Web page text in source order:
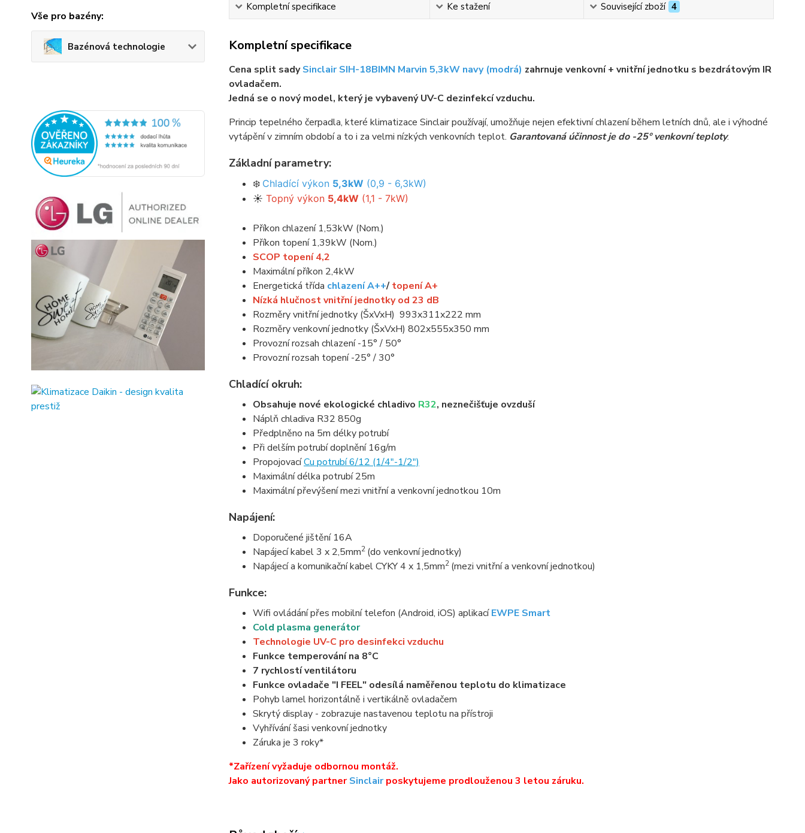
Vše pro bazény:
Bazénová technologie
Kompletní specifikace Ke stažení Související zboží 4
Kompletní specifikace
Cena split sadySinclair SIH-18BIMN Marvin 5,3kW navy (modrá) zahrnuje venkovní + vnitřní jednotku s bezdrátovým IR
ovladačem.
Jedná se o nový model, který je vybavený UV-C dezinfekcí vzduchu.
Princip tepelného čerpadla, které klimatizace Sinclair používají, umožňuje nejen efektivní chlazení během letních dnů, ale i výhodné
vytápění v zimním období a to i za velmi nízkých venkovních teplot. Garantovaná účinnost je do -25° venkovní teploty.
Základní parametry:
❄️ Chladící výkon 5,3kW (0,9 - 6,3kW)
☀️ Topný výkon 5,4kW (1,1 - 7kW)
Příkon chlazení 1,53kW (Nom.)
Příkon topení 1,39kW (Nom.)
SCOP topení 4,2
Maximální příkon 2,4kW
Energetická třída chlazení A++/topení A+
Nízká hlučnost vnitřní jednotky od 23 dB
Rozměry vnitřní jednotky (ŠxVxH) 993x311x222 mm
Rozměry venkovní jednotky (ŠxVxH) 802x555x350 mm
Provozní rozsah chlazení -15° / 50°
Provozní rozsah topení -25° / 30°
Chladící okruh:
Obsahuje nové ekologické chladivo R32, neznečišťuje ovzduší
Náplň chladiva R32 850g
Předplněno na 5m délky potrubí
Při delším potrubí doplnění 16g/m
PropojovacíCu potrubí 6/12 (1/4"-1/2")
Maximální délka potrubí 25m
Maximální převýšení mezi vnitřní a venkovní jednotkou 10m
Napájení:
Doporučené jištění 16A
Napájecí kabel 3 x 2,5mm2 (do venkovní jednotky)
Napájecí a komunikační kabel CYKY 4 x 1,5mm2 (mezi vnitřní a venkovní jednotkou)
Funkce:
Wifi ovládání přes mobilní telefon (Android, iOS) aplikacíEWPE Smart
Cold plasma generátor
Technologie UV-C pro desinfekci vzduchu
Funkce temperování na 8°C
7 rychlostí ventilátoru
Funkce ovladače "I FEEL" odesílá naměřenou teplotu do klimatizace
Pohyb lamel horizontálně i vertikálně ovladačem
Skrytý display - zobrazuje nastavenou teplotu na přístroji
Vyhřívání šasi venkovní jednotky
Záruka je 3 roky*
*Zařízení vyžaduje odbornou montáž.
Jako autorizovaný partnerSinclairposkytujeme prodlouženou 3 letou záruku.